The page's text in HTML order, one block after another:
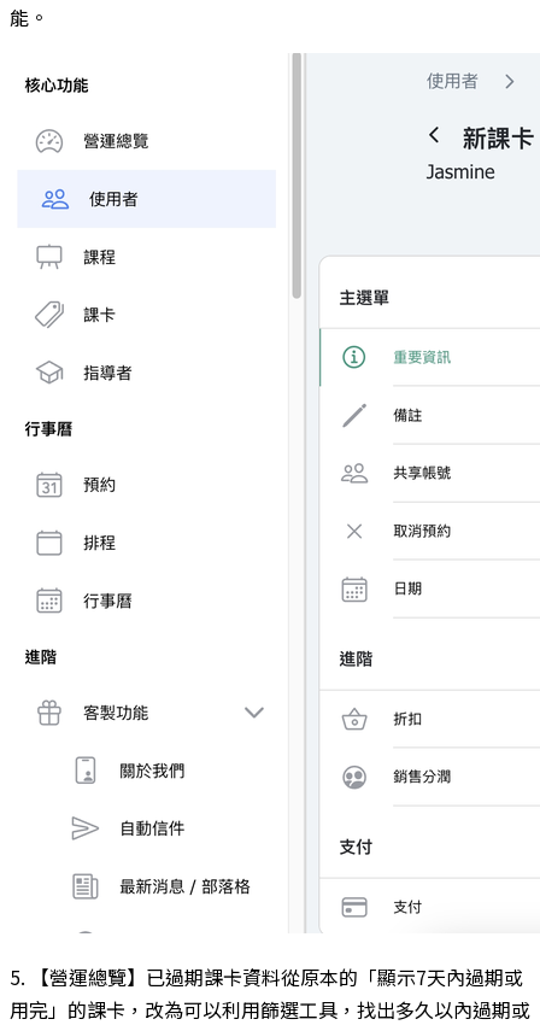
能。
5. 【營運總覽】已過期課卡資料從原本的「顯示7天內過期或
用完」的課卡，改為可以利用篩選工具，找出多久以內過期或